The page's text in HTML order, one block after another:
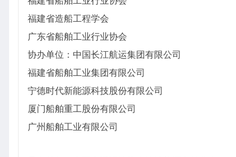
福建省造船工程学会
广东省船舶工业行业协会
协办单位：中国长江航运集团有限公司
福建省船舶工业集团有限公司
宁德时代新能源科技股份有限公司
厦门船舶重工股份有限公司
广州船舶工业有限公司